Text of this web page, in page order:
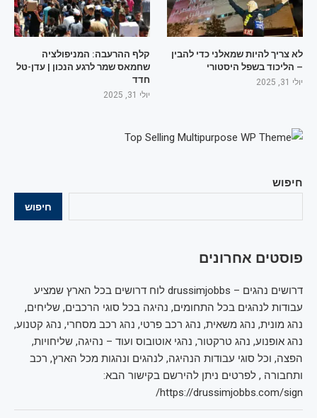
חיפוש
חיפוש
פוסטים אחרונים
דרושים נהגים – drussimjobbs לוח דרושים בכל הארץ שמציע
עבודות לנהגים בכל התחומים, נהיגה בכל סוגי הרכבים, שליחים,
נהג מונית, נהג משאית, נהג רכב פרטי, נהג רכב מסחרי, נהג קטנוע,
נהג אופנוע, נהג טרקטור, נהגי אוטובוס ועוד – נהיגה, שליחויות,
הפצה, וכל סוגי עבודות הנהיגה, לנהגים ונהגות מכל הארץ, רכב
ותחבורה , לפרטים ניתן להירשם בקישור הבא:
https://drussimjobbs.com/sign/
לא צריך להיות שמאלני כדי להבין
– הליכוד בשפל היסטורי
יולי 31, 2025
קלף ההרעבה: המניפולציה
שחמאס שמר לרגע הנכון | עדן-טל
חדד
יולי 31, 2025